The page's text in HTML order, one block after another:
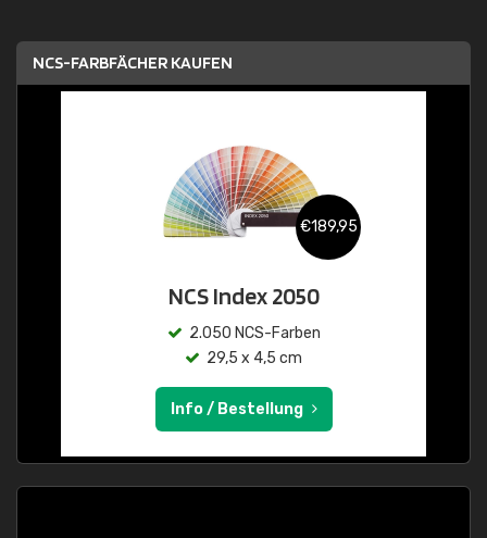
NCS-FARBFÄCHER KAUFEN
€189,95
NCS Index 2050
2.050 NCS-Farben
29,5 x 4,5 cm
Info / Bestellung